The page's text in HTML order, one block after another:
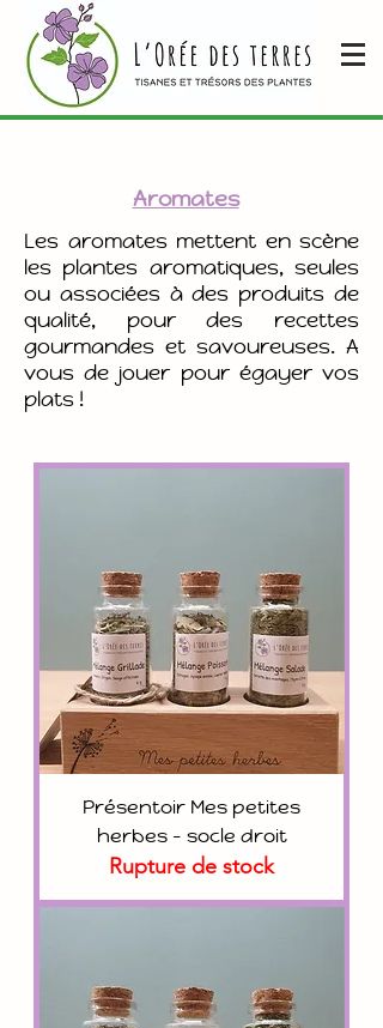
Aromates
Les aromates mettent en scène
les plantes aromatiques, seules
ou associées à des produits de
qualité, pour des recettes
gourmandes et savoureuses. A
vous de jouer pour égayer vos
plats !
Présentoir Mes petites
herbes - socle droit
Rupture de stock